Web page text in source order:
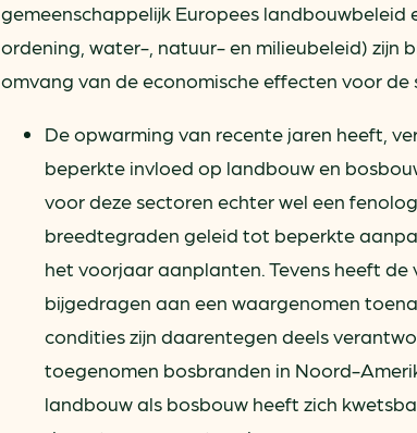
gemeenschappelijk Europees
ordening, water-, natuur- en milieubeleid) zijn
omvang van de economische effecten voor de
De opwarming van recente jaren heeft,
beperkte invloed op landbouw en
voor deze sectoren echter wel een
breedtegraden geleid tot beperkte
het voorjaar aanplanten. Tevens heeft de
bijgedragen aan een waargenomen
condities zijn daarentegen deels
toegenomen bosbranden in Noord-
landbouw als bosbouw heeft zich